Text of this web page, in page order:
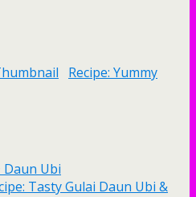
Recipe: Yummy
Daun Ubi
Tasty Gulai Daun Ubi &